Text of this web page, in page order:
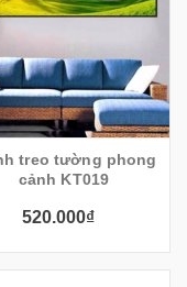
treo tường phong
cảnh KT019
520.000₫